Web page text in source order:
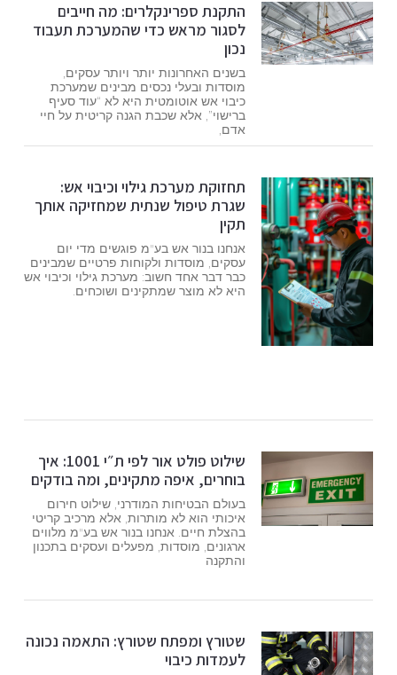
התקנת ספרינקלרים: מה חייבים
לסגור מראש כדי שהמערכת תעבוד
נכון
בשנים האחרונות יותר ויותר עסקים,
מוסדות ובעלי נכסים מבינים שמערכת
כיבוי אש אוטומטית היא לא “עוד סעיף
ברישוי”, אלא שכבת הגנה קריטית על חיי
אדם,
תחזוקת מערכת גילוי וכיבוי אש:
שגרת טיפול שנתית שמחזיקה אותך
תקין
אנחנו בנור אש בע"מ פוגשים מדי יום
עסקים, מוסדות ולקוחות פרטיים שמבינים
כבר דבר אחד חשוב: מערכת גילוי וכיבוי אש
היא לא מוצר שמתקינים ושוכחים.
שילוט פולט אור לפי ת״י 1001: איך
בוחרים, איפה מתקינים, ומה בודקים
בעולם הבטיחות המודרני, שילוט חירום
איכותי הוא לא מותרות, אלא מרכיב קריטי
בהצלת חיים. אנחנו בנור אש בע"מ מלווים
ארגונים, מוסדות, מפעלים ועסקים בתכנון
והתקנה
שטורץ ומפתח שטורץ: התאמה נכונה
לעמדות כיבוי